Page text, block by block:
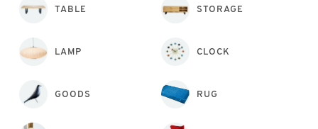
TABLE STORAGE
LAMP CLOCK
GOODS RUG